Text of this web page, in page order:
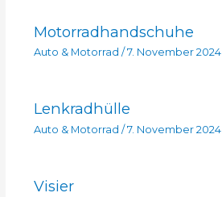
Motorradhandschuhe
Auto & Motorrad / 7. November 2024
Lenkradhülle
Auto & Motorrad / 7. November 2024
Visier